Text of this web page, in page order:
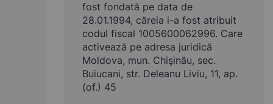
fost fondată pe data de
28.01.1994, căreia i-a fost atribuit
codul fiscal 1005600062996. Care
activează pe adresa juridică
Moldova, mun. Chişinău, sec.
Buiucani, str. Deleanu Liviu, 11, ap.
(of.) 45